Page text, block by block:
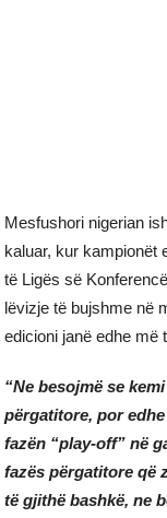
Mesfushori nigerian
kaluar, kur kampionët
të Ligës së
lëvizje të bujshme në
edicioni janë edhe më
“Ne besojmë se
përgatitore, por
fazën “play-off” në
fazës përgatitore që
të gjithë bashkë, ne